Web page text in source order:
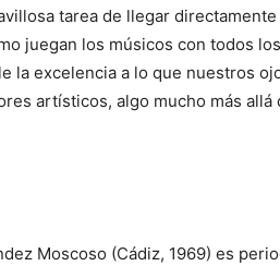
tarea de llegar
juegan los músicos con todos
la excelencia a lo que nuestros
artísticos, algo mucho más allá
Moscoso (Cádiz, 1969) es